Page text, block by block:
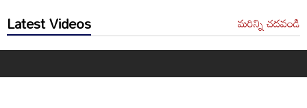
Latest Videos మరిన్ని చదవండి